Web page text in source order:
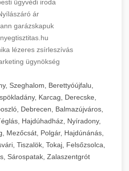
ügyvédi iroda
ár
garázskapuk
lézeres zsírleszívás
ügynökség
Szeghalom, Berettyóújfalu,
Karcag, Derecske,
Debrecen, Balmazújváros,
Hajdúhadház, Nyíradony,
Mezőcsát, Polgár, Hajdúnánás,
Tiszalök, Tokaj, Felsőzsolca,
Sárospatak, Zalaszentgrót